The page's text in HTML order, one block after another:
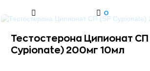
0
Тестостерона Ципионат СП
Cypionate) 200мг 10мл